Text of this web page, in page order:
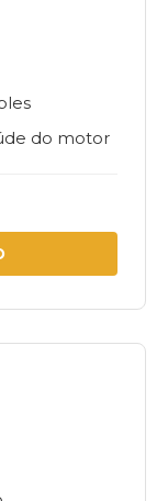
do motor